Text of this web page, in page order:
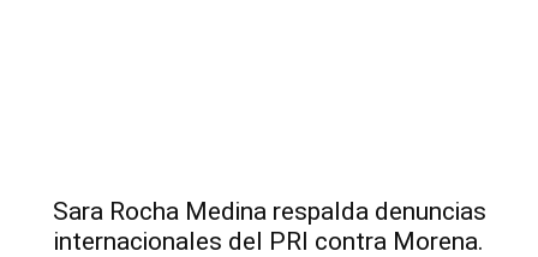
Sara Rocha Medina respalda denuncias
internacionales del PRI contra Morena.